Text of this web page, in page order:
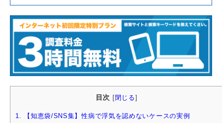
目次 [閉じる]
1. 【知恵袋/SNS集】性病で浮気を認めないケースの実例